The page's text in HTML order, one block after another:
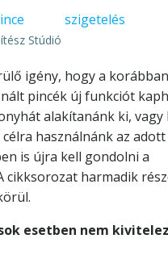
szigetelés
Stúdió
igény, hogy a
pincék új funkciót
alakítanánk ki, vagy
használnánk az
is újra kell gondolni a
cikksorozat harmadik
esetben nem